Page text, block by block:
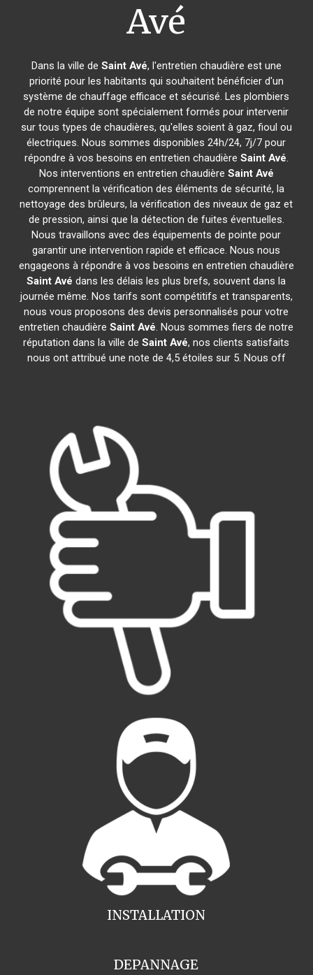
Avé
Dans la ville de Saint Avé, l'entretien chaudière est une
priorité pour les habitants qui souhaitent bénéficier d'un
système de chauffage efficace et sécurisé. Les plombiers
de notre équipe sont spécialement formés pour intervenir
sur tous types de chaudières, qu'elles soient à gaz, fioul ou
électriques. Nous sommes disponibles 24h/24, 7j/7 pour
répondre à vos besoins en entretien chaudière Saint Avé.
Nos interventions en entretien chaudière Saint Avé
comprennent la vérification des éléments de sécurité, la
nettoyage des brûleurs, la vérification des niveaux de gaz et
de pression, ainsi que la détection de fuites éventuelles.
Nous travaillons avec des équipements de pointe pour
garantir une intervention rapide et efficace. Nous nous
engageons à répondre à vos besoins en entretien chaudière
Saint Avé dans les délais les plus brefs, souvent dans la
journée même. Nos tarifs sont compétitifs et transparents,
nous vous proposons des devis personnalisés pour votre
entretien chaudièreSaint Avé. Nous sommes fiers de notre
réputation dans la ville deSaint Avé, nos clients satisfaits
nous ont attribué une note de 4,5 étoiles sur 5. Nous off
INSTALLATION
DEPANNAGE